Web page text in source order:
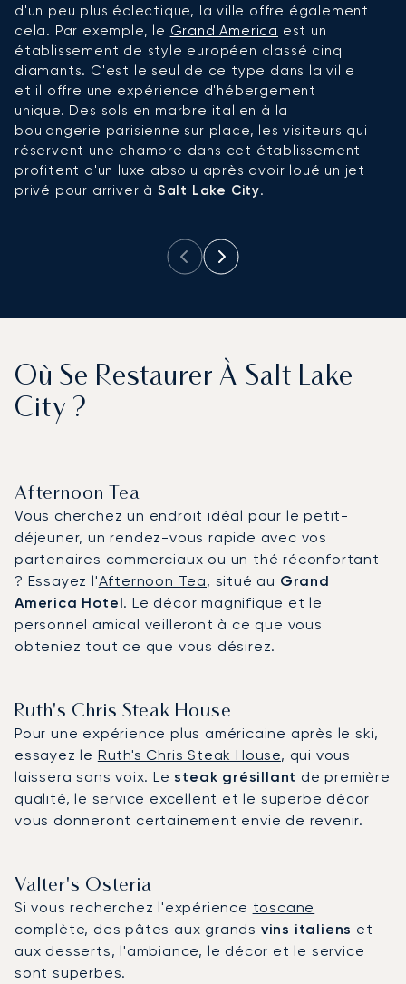
d'un peu plus éclectique, la ville offre également
cela. Par exemple, le Grand America est un
établissement de style européen classé cinq
diamants. C'est le seul de ce type dans la ville
et il offre une expérience d'hébergement
unique. Des sols en marbre italien à la
boulangerie parisienne sur place, les visiteurs qui
réservent une chambre dans cet établissement
profitent d'un luxe absolu après avoir loué un jet
privé pour arriver à Salt Lake City.
Où Se Restaurer À Salt Lake
City ?
Afternoon Tea
Vous cherchez un endroit idéal pour le petit-
déjeuner, un rendez-vous rapide avec vos
partenaires commerciaux ou un thé réconfortant
? Essayez l'Afternoon Tea, situé au Grand
America Hotel. Le décor magnifique et le
personnel amical veilleront à ce que vous
obteniez tout ce que vous désirez.
Ruth's Chris Steak House
Pour une expérience plus américaine après le ski,
essayez le Ruth's Chris Steak House, qui vous
laissera sans voix. Lesteak grésillant de première
qualité, le service excellent et le superbe décor
vous donneront certainement envie de revenir.
Valter's Osteria
Si vous recherchez l'expérience toscane
complète, des pâtes aux grands vins italiens et
aux desserts, l'ambiance, le décor et le service
sont superbes.